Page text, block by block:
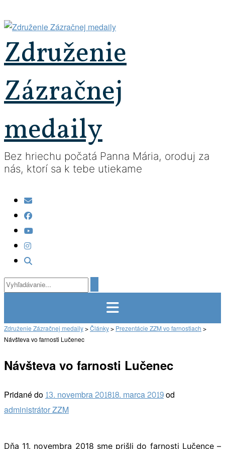
na
obsah
Združenie
Zázračnej
medaily
Bez hriechu počatá Panna Mária, oroduj za
nás, ktorí sa k tebe utiekame
Združenie Zázračnej medaily>Články>Prezentácie ZZM vo farnostiach>
Návšteva vo farnosti Lučenec
Návšteva vo farnosti Lučenec
Pridané do13. novembra 201818. marca 2019od
administrátor ZZM
Dňa 11. novembra 2018 sme prišli do farnosti Lučence –